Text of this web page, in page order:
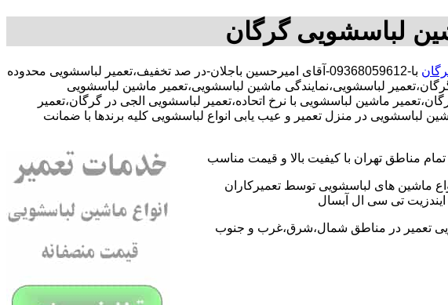
لباسشویی گرگان
با-09368059612-آقای امیرحسین باجلان-در صد تخفیف،تعمیر لباسشویی محدوده
لباسشویی،نمایندگی ماشین لباسشویی،تعمیر ماشین لباسشویی
ماشین لباسشویی با نرخ اتحاده،تعمیر لباسشویی الجی در گرگان،تعمیر
در منزل تعمیر و عیب یابی انواع لباسشویی کلیه برندها با ضمانت
مناطق تهران با کیفیت بالا و قیمت مناسب
ماشین های لباسشویی توسط تعمیرکاران
تی سی ال آبسال
تعمیر در مناطق شمال،شرق،غرب و جنوب